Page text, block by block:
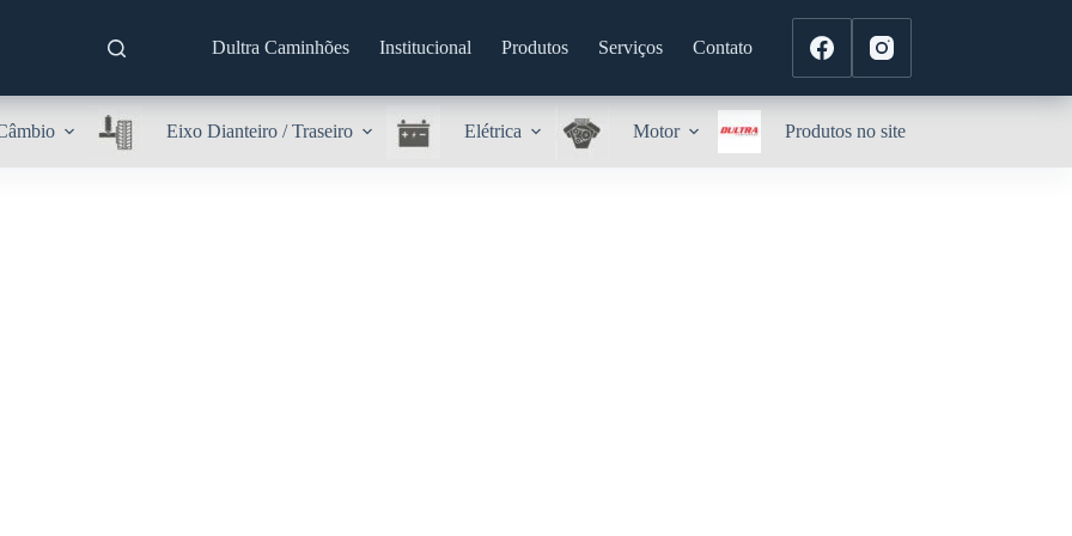
Dultra Caminhões Institucional Produtos Serviços Contato
Eixo Dianteiro / Traseiro Elétrica Motor Produtos no site